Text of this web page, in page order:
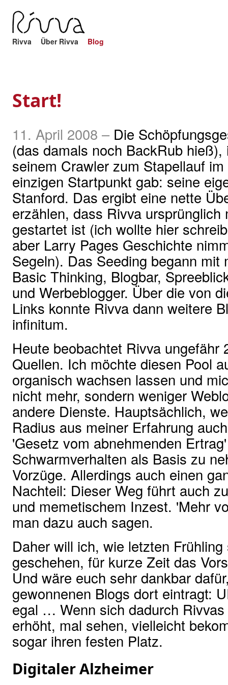
Rivva Über Rivva Blog
Start!
11. April 2008 – Die
(das damals noch BackRub
seinem Crawler zum Stapellauf
einzigen Startpunkt gab: seine
Stanford. Das ergibt eine nette
erzählen, dass Rivva ursprünglich
gestartet ist (ich wollte hier
aber Larry Pages Geschichte
Segeln). Das Seeding begann mit
Basic Thinking, Blogbar,
und Werbeblogger. Über die von
Links konnte Rivva dann weitere
infinitum.
Heute beobachtet Rivva ungefähr
Quellen. Ich möchte diesen Pool
organisch wachsen lassen und
nicht mehr, sondern weniger
andere Dienste. Hauptsächlich,
Radius aus meiner Erfahrung
'Gesetz vom abnehmenden
Schwarmverhalten als Basis zu
Vorzüge. Allerdings auch einen
Nachteil: Dieser Weg führt auch
und memetischem Inzest. 'Mehr
man dazu auch sagen.
Daher will ich, wie letzten
geschehen, für kurze Zeit das
Und wäre euch sehr dankbar
gewonnenen Blogs dort eintragt:
egal … Wenn sich dadurch
erhöht, mal sehen, vielleicht
sogar ihren festen Platz.
Digitaler Alzheimer